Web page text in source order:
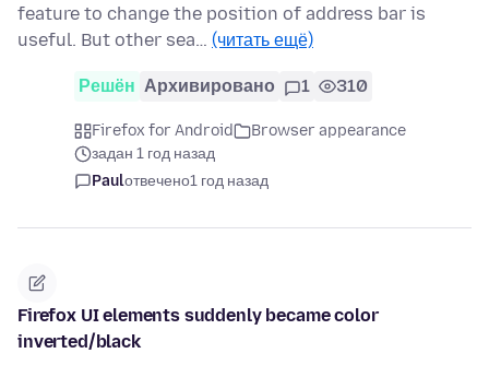
feature to change the position of address bar is
useful. But other sea… (читать ещё)
Решён Архивировано 1 310
Firefox for Android
Browser appearance
задан 1 год назад
Paulотвечено1 год назад
Firefox UI elements suddenly became color
inverted/black